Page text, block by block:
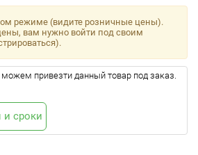
режиме (видите розничные цены).
вам нужно войти под своим
привезти данный товар под заказ.
и сроки